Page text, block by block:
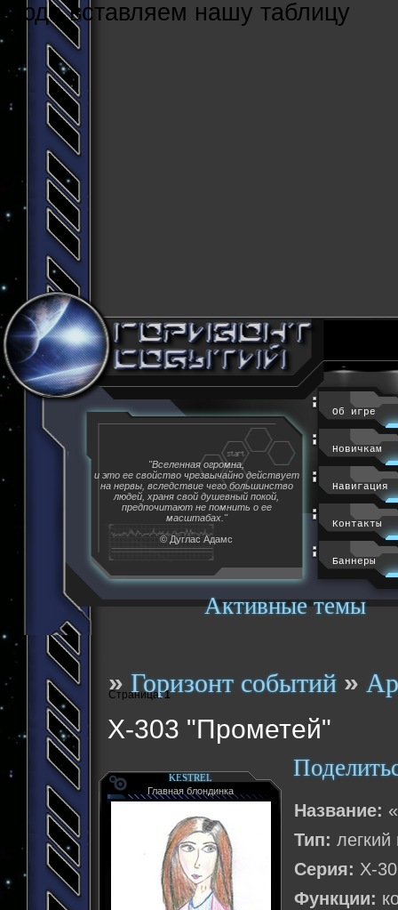
Cюда вставляем нашу таблицу
Активные темы
"Вселенная огромна,
и это ее свойство чрезвычайно действует
на нервы, вследствие чего большинство
людей, храня свой душевный покой,
предпочитают не помнить о ее
масштабах."
© Дуглас Адамс
Об игре
Новичкам
Навигация
Контакты
Баннеры
»Горизонт событий »
X-303 "Прометей"
Страница:1
KESTREL
Главная блондинка
Название:
Тип: легкий
Серия: Х-
Функции: